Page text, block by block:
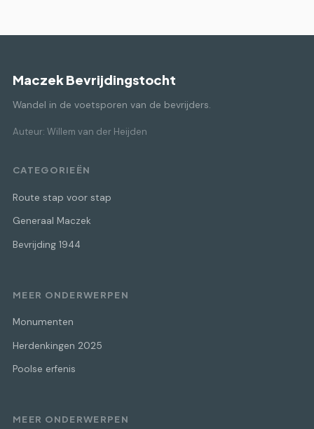
Maczek Bevrijdingstocht
Wandel in de voetsporen van de bevrijders.
Auteur: Willem van der Heijden
CATEGORIEËN
Route stap voor stap
Generaal Maczek
Bevrijding 1944
MEER ONDERWERPEN
Monumenten
Herdenkingen 2025
Poolse erfenis
MEER ONDERWERPEN